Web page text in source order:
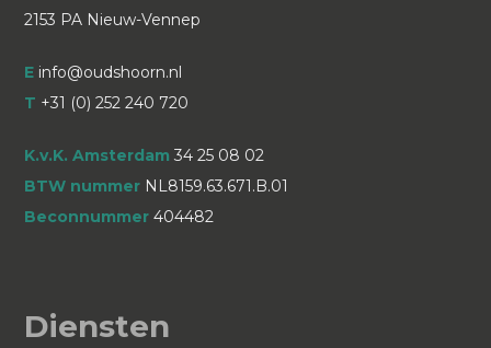
2153 PA Nieuw-Vennep
E info@oudshoorn.nl
T +31 (0) 252 240 720
K.v.K. Amsterdam 34 25 08 02
BTW nummer NL8159.63.671.B.01
Beconnummer 404482
Diensten